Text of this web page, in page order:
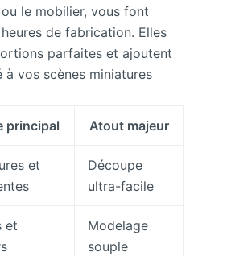
le mobilier, vous font
de fabrication. Elles
parfaites et ajoutent
à vos scènes miniatures
principal Atout majeur
et
Découpe
ultra-facile
et
Modelage
souple